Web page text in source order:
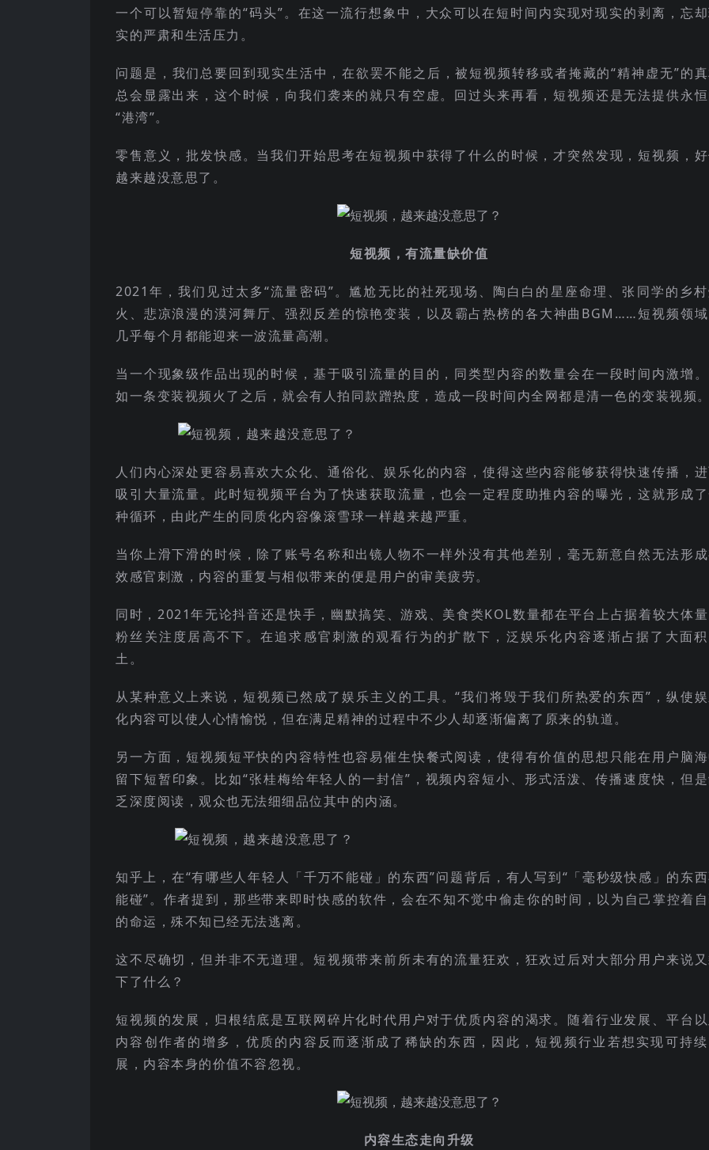
一个可以暂短停靠的“码头”。在这一流行想象中，大众可以在短时间内实现对现实的剥离，忘
实的严肃和生活压力。
问题是，我们总要回到现实生活中，在欲罢不能之后，被短视频转移或者掩藏的“精神虚无”的
总会显露出来，这个时候，向我们袭来的就只有空虚。回过头来再看，短视频还是无法提供永
“港湾”。
零售意义，批发快感。当我们开始思考在短视频中获得了什么的时候，才突然发现，短视频，
越来越没意思了。
短视频，有流量缺价值
2021年，我们见过太多“流量密码”。尴尬无比的社死现场、陶白白的星座命理、张同学的乡村
火、悲凉浪漫的漠河舞厅、强烈反差的惊艳变装，以及霸占热榜的各大神曲BGM……短视频领域
几乎每个月都能迎来一波流量高潮。
当一个现象级作品出现的时候，基于吸引流量的目的，同类型内容的数量会在一段时间内激增
如一条变装视频火了之后，就会有人拍同款蹭热度，造成一段时间内全网都是清一色的变装视频。
人们内心深处更容易喜欢大众化、通俗化、娱乐化的内容，使得这些内容能够获得快速传播，
吸引大量流量。此时短视频平台为了快速获取流量，也会一定程度助推内容的曝光，这就形成
种循环，由此产生的同质化内容像滚雪球一样越来越严重。
当你上滑下滑的时候，除了账号名称和出镜人物不一样外没有其他差别，毫无新意自然无法形
效感官刺激，内容的重复与相似带来的便是用户的审美疲劳。
同时，2021年无论抖音还是快手，幽默搞笑、游戏、美食类KOL数量都在平台上占据着较大体量
粉丝关注度居高不下。在追求感官刺激的观看行为的扩散下，泛娱乐化内容逐渐占据了大面
土。
从某种意义上来说，短视频已然成了娱乐主义的工具。“我们将毁于我们所热爱的东西”，纵使
化内容可以使人心情愉悦，但在满足精神的过程中不少人却逐渐偏离了原来的轨道。
另一方面，短视频短平快的内容特性也容易催生快餐式阅读，使得有价值的思想只能在用户脑海
留下短暂印象。比如“张桂梅给年轻人的一封信”，视频内容短小、形式活泼、传播速度快，但
乏深度阅读，观众也无法细细品位其中的内涵。
知乎上，在“有哪些人年轻人「千万不能碰」的东西”问题背后，有人写到“「毫秒级快感」的东
能碰”。作者提到，那些带来即时快感的软件，会在不知不觉中偷走你的时间，以为自己掌控着自
的命运，殊不知已经无法逃离。
这不尽确切，但并非不无道理。短视频带来前所未有的流量狂欢，狂欢过后对大部分用户来说
下了什么？
短视频的发展，归根结底是互联网碎片化时代用户对于优质内容的渴求。随着行业发展、平台以
内容创作者的增多，优质的内容反而逐渐成了稀缺的东西，因此，短视频行业若想实现可持
展，内容本身的价值不容忽视。
内容生态走向升级